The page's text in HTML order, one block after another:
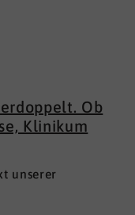
Ob
Klinikum
unserer